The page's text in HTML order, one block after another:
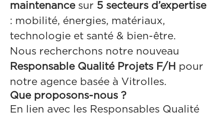
maintenancesur 5 secteurs d’expertise
: mobilité, énergies, matériaux,
technologie et santé & bien-être.
Nous recherchons notre nouveau
Responsable Qualité Projets F/H pour
notre agence basée à Vitrolles.
Que proposons-nous ?
En lien avec les Responsables Qualité